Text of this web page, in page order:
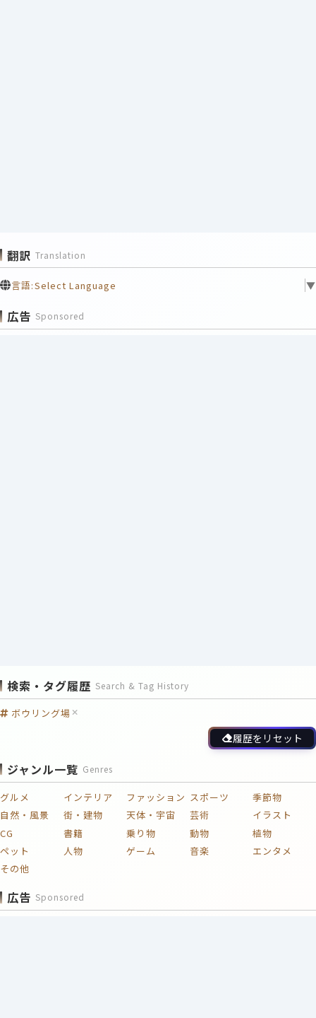
翻訳 Translation
言語:Select Language ▼
広告 Sponsored
検索・タグ履歴 Search & Tag History
ボウリング場
履歴をリセット
ジャンル一覧 Genres
グルメ インテリア ファッション スポーツ
季節物
自然・風景
街・建物 天体・宇宙 芸術
イラスト
CG
書籍 乗り物 動物
植物
ペット
人物 ゲーム 音楽
エンタメ
その他
広告 Sponsored